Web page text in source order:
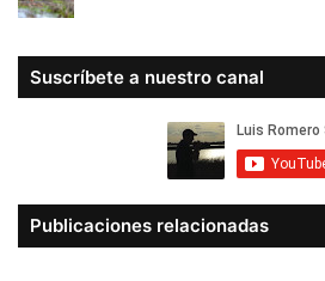
Suscríbete a nuestro canal
Publicaciones relacionadas